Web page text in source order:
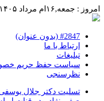
امروز : جمعه,۱۶ام مرداد ۱۴۰۵
#2847 (بدون عنوان)
ارتباط با ما
تبلیغات
سیاست حفظ حریم
نظرسنجی
تسلیت دکتر جلال